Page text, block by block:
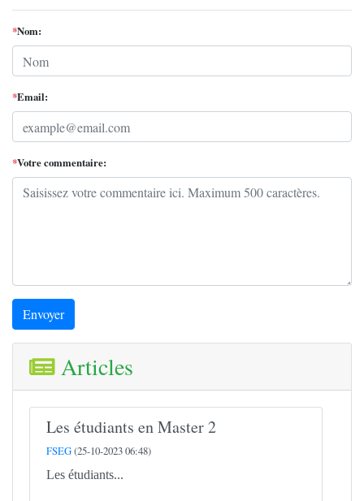
*Nom:
*Email:
*Votre commentaire:
Envoyer
Articles
Les étudiants en Master 2
FSEG(25-10-2023 06:48)
Les étudiants...